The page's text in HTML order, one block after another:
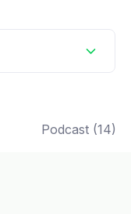
Podcast (14)